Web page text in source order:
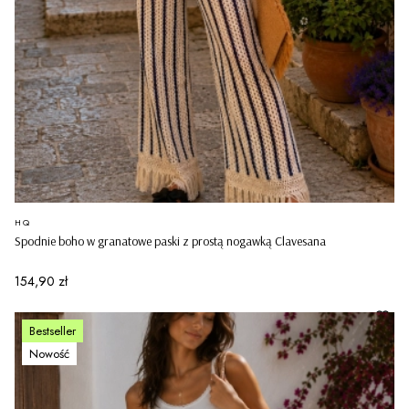
Spodnie boho w granatowe paski z prostą nogawką Clavesana
PRODUCENT
HQ
Cena
154,90 zł
Bestseller
Nowość